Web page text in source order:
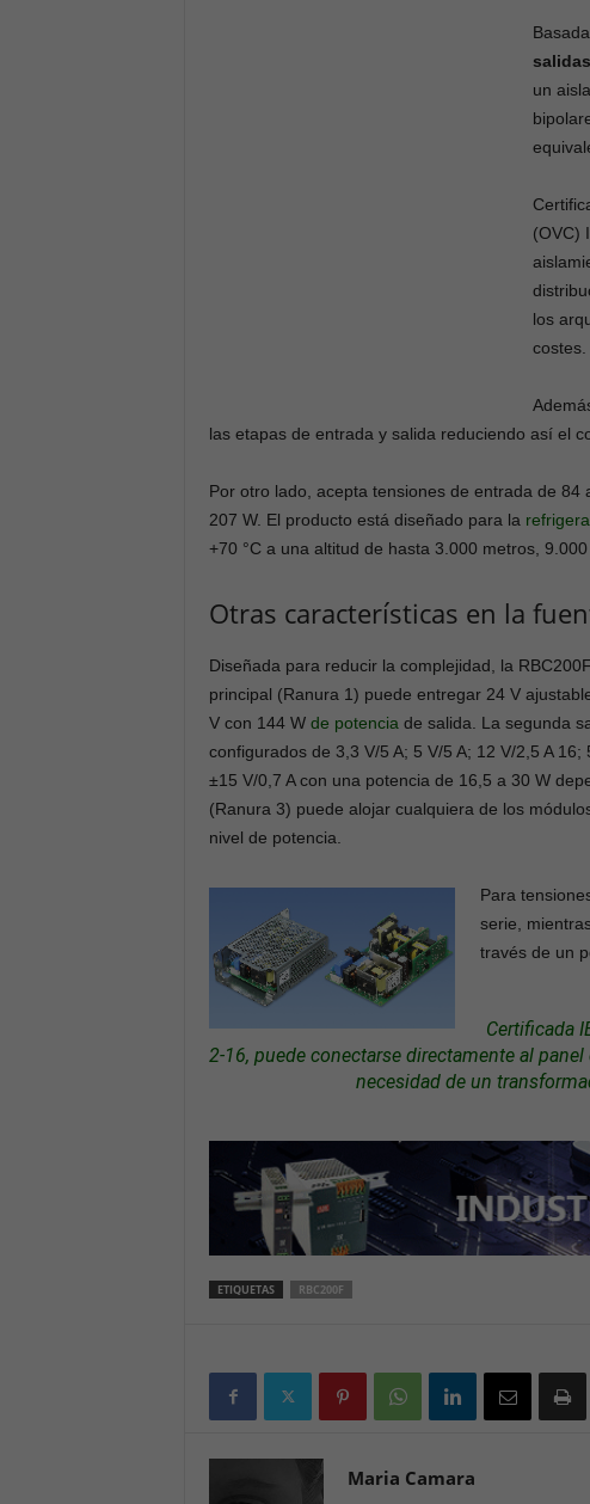
un
(OVC)
los
costes.
las etapas de entrada y salida reduciendo así el
Por otro lado, acepta tensiones de entrada de
207 W. El producto está diseñado para la
+70 °C a una altitud de hasta 3.000 metros,
Otras características en la
Diseñada para reducir la complejidad, la
principal (Ranura 1) puede entregar 24 V
V con 144 W de potencia de salida. La segunda
configurados de 3,3 V/5 A; 5 V/5 A; 12 V/2,5 A
±15 V/0,7 A con una potencia de 16,5 a 30 W
(Ranura 3) puede alojar cualquiera de los
nivel de potencia.
Para
serie,
través de un
Certificada
2-16, puede conectarse directamente al
necesidad de un
ETIQUETAS RBC200F
Maria Camara